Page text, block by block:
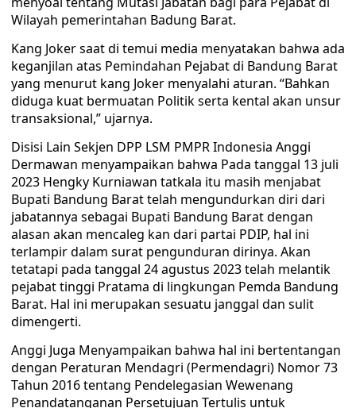
Wilayah pemerintahan Badung Barat.
Kang Joker saat di temui media menyatakan bahwa ada
keganjilan atas Pemindahan Pejabat di Bandung Barat
yang menurut kang Joker menyalahi aturan. “Bahkan
diduga kuat bermuatan Politik serta kental akan unsur
transaksional,” ujarnya.
Disisi Lain Sekjen DPP LSM PMPR Indonesia Anggi
Dermawan menyampaikan bahwa Pada tanggal 13 juli
2023 Hengky Kurniawan tatkala itu masih menjabat
Bupati Bandung Barat telah mengundurkan diri dari
jabatannya sebagai Bupati Bandung Barat dengan
alasan akan mencaleg kan dari partai PDIP, hal ini
terlampir dalam surat pengunduran dirinya. Akan
tetatapi pada tanggal 24 agustus 2023 telah melantik
pejabat tinggi Pratama di lingkungan Pemda Bandung
Barat. Hal ini merupakan sesuatu janggal dan sulit
dimengerti.
Anggi Juga Menyampaikan bahwa hal ini bertentangan
dengan Peraturan Mendagri (Permendagri) Nomor 73
Tahun 2016 tentang Pendelegasian Wewenang
Penandatanganan Persetujuan Tertulis untuk